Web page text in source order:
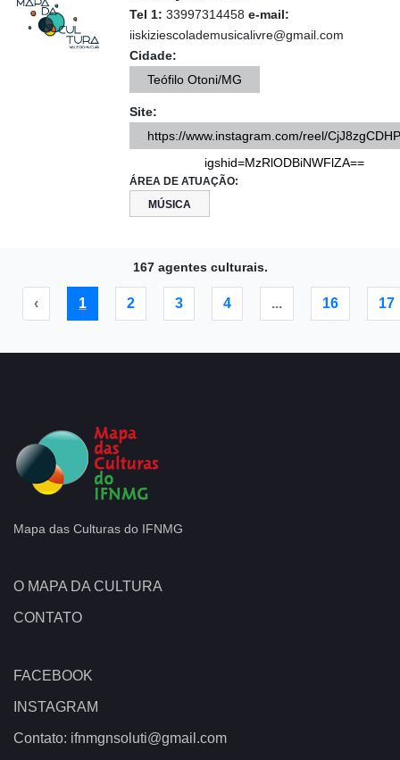
Tel 1: 33997314458 e-mail:
iiskiziescolademusicalivre@gmail.com
Cidade:
Teófilo Otoni/MG
Site:
https://www.instagram.com/reel/
igshid=MzRlODBiNWFlZA==
ÁREA DE ATUAÇÃO:
MÚSICA
167 agentes culturais.
‹ 1 2 3 4 ... 16 17
Mapa das Culturas do IFNMG
O MAPA DA CULTURA
CONTATO
FACEBOOK
INSTAGRAM
Contato: ifnmgnsoluti@gmail.com